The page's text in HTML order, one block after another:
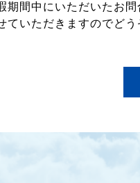
期間中にいただいたお
ていただきますのでど